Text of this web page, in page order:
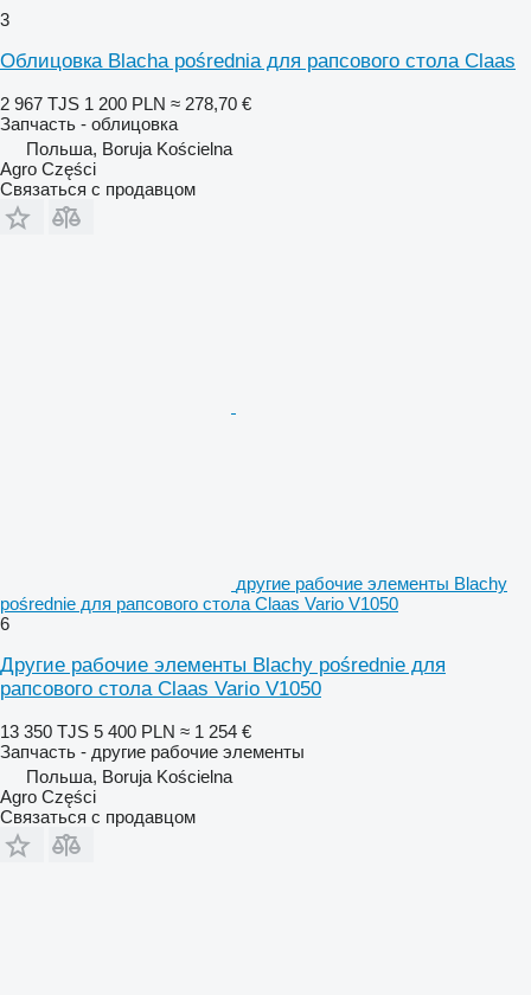
3
Облицовка Blacha pośrednia для рапсового стола Claas
2 967 TJS 1 200 PLN ≈ 278,70 €
Запчасть - облицовка
Польша, Boruja Kościelna
Agro Części
Связаться с продавцом
другие рабочие элементы Blachy
pośrednie для рапсового стола Claas Vario V1050
6
Другие рабочие элементы Blachy pośrednie для
рапсового стола Claas Vario V1050
13 350 TJS 5 400 PLN ≈ 1 254 €
Запчасть - другие рабочие элементы
Польша, Boruja Kościelna
Agro Części
Связаться с продавцом